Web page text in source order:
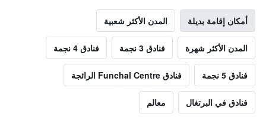
أمكان إقامة بديلة المدن الأكثر شعبية
المدن الأكثر شهرة فنادق 3 نجمة فنادق 4 نجمة
فنادق 5 نجمة فنادق Funchal Centre الرائجة
فنادق في البرتغال معالم